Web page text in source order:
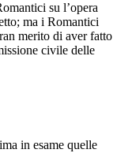
su l’opera
ma i Romantici
merito di aver fatto
civile delle
in esame quelle